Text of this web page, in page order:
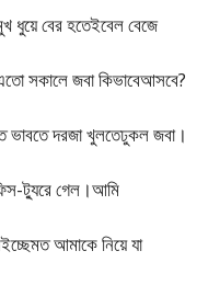
ধুয়ে বের হতেইবেল বেজে
সকালে জবা কিভাবেআসবে?
ভাবতে দরজা খুলতেঢুকল জবা।
ট্যুরে গেল।আমি
আমাকে নিয়ে যা